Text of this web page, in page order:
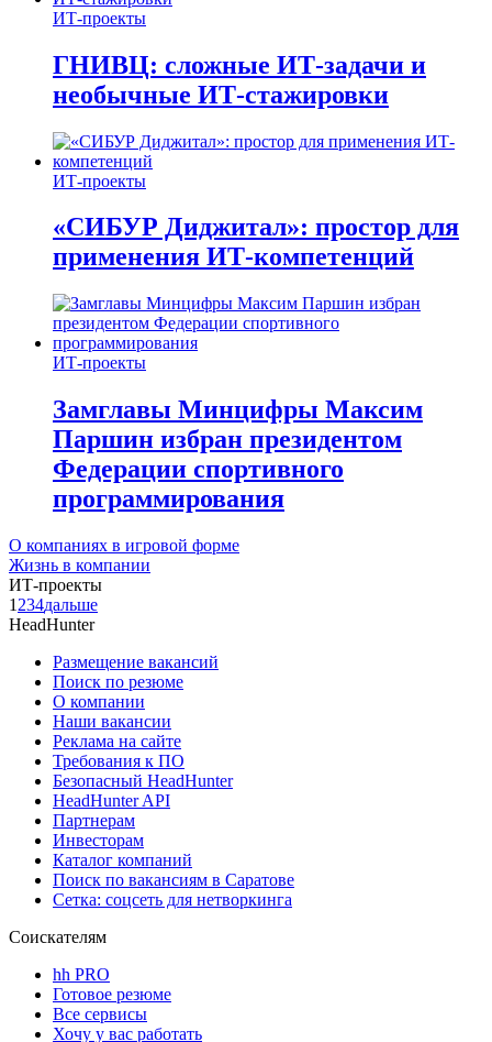
ИТ-проекты
ГНИВЦ: сложные ИТ‑задачи и
необычные ИТ‑стажировки
ИТ-проекты
«СИБУР Диджитал»: простор для
применения ИТ-компетенций
ИТ-проекты
Замглавы Минцифры Максим
Паршин избран президентом
Федерации спортивного
программирования
О компаниях в игровой форме
Жизнь в компании
ИТ-проекты
1 234дальше
HeadHunter
Размещение вакансий
Поиск по резюме
О компании
Наши вакансии
Реклама на сайте
Требования к ПО
Безопасный HeadHunter
HeadHunter API
Партнерам
Инвесторам
Каталог компаний
Поиск по вакансиям в Саратове
Сетка: соцсеть для нетворкинга
Соискателям
hh PRO
Готовое резюме
Все сервисы
Хочу у вас работать